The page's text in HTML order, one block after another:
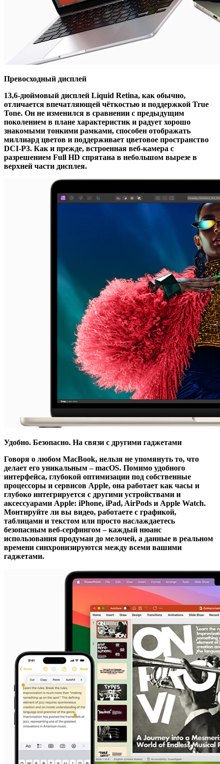
Превосходный дисплей
13,6-дюймовый дисплей Liquid Retina, как обычно,
отличается впечатляющей чёткостью и поддержкой True
Tone. Он не изменился в сравнении с предыдущим
поколением в плане характеристик и радует хорошо
знакомыми тонкими рамками, способен отображать
миллиард цветов и поддерживает цветовое пространство
DCI-P3. Как и прежде, встроенная веб-камера с
разрешением Full HD спрятана в небольшом вырезе в
верхней части дисплея.
Удобно. Безопасно. На связи с другими гаджетами
Говоря о любом MacBook, нельзя не упомянуть то, что
делает его уникальным – macOS. Помимо удобного
интерфейса, глубокой оптимизации под собственные
процессоры и сервисов Apple, она работает как часы и
глубоко интегрируется с другими устройствами и
аксессуарами Apple: iPhone, iPad, AirPods и Apple Watch.
Монтируйте ли вы видео, работаете с графикой,
таблицами и текстом или просто наслаждаетесь
безопасным веб-серфингом – каждый нюанс
использования продуман до мелочей, а данные в реальном
времени синхронизируются между всеми вашими
гаджетами.